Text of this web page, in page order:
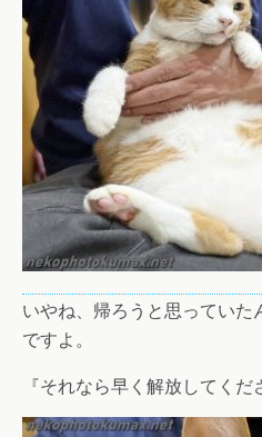
いやね、帰ろうと思ってい
ですよ。
『それなら早く解放してくだ